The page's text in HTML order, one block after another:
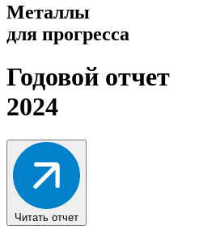
Металлы
для прогресса
Годовой отчет
2024
Читать отчет